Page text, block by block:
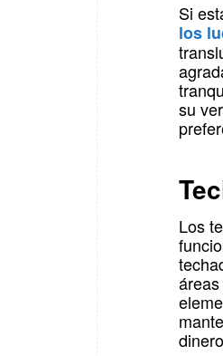
Si
los
su
Los